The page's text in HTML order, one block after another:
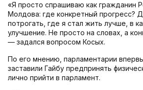
«Я просто спрашиваю как гражданин
Молдова: где конкретный прогресс?
потрогать, где я стал жить лучше, в
улучшение. Не просто на словах, а
— задался вопросом Косых.
По его мнению, парламентарии
заставили Гайбу предпринять
лично прийти в парламент.